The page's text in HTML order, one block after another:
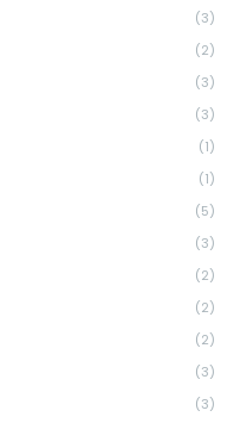
(3)
(2)
(3)
(3)
(1)
(1)
(5)
(3)
(2)
(2)
(2)
(3)
(3)